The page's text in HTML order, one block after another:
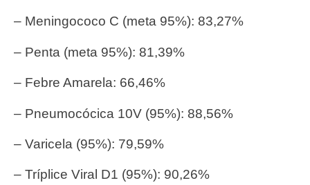
– Meningococo C (meta 95%): 83,27%
– Penta (meta 95%): 81,39%
– Febre Amarela: 66,46%
– Pneumocócica 10V (95%): 88,56%
– Varicela (95%): 79,59%
– Tríplice Viral D1 (95%): 90,26%